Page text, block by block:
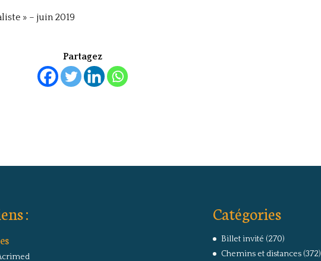
» – juin 2019
Partagez
: Catégories
Billet invité (270)
Chemins et distances(372)